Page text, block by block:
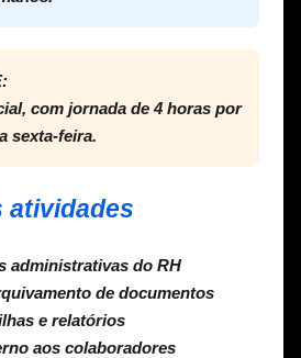
com jornada de 4 horas por
sexta-feira.
atividades
administrativas do RH
de documentos
e relatórios
aos colaboradores